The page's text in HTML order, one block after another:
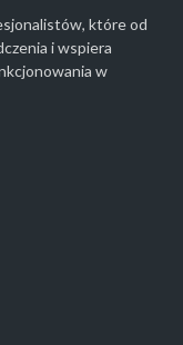
które od
i wspiera
w